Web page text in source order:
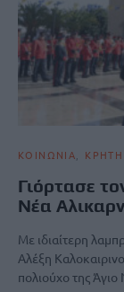
ΚΟΙΝΩΝΙΑ ΚΡΗΤΗ
Γιόρτασε
Νέα
Με ιδιαίτερη
Αλέξη
πολιούχο της